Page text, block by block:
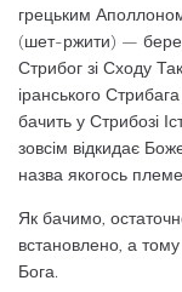
грецьким
(шет-ржити) —
Стрибог зі Сходу
іранського
бачить у Стрибозі
зовсім відкидає
назва якогось
Як бачимо,
встановлено, а тому
Бога.